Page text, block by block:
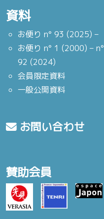
資料
お便り n° 93 (2025) –
お便り n° 1 (2000) – n°
92 (2024)
会員限定資料
一般公開資料
お問い合わせ
賛助会員